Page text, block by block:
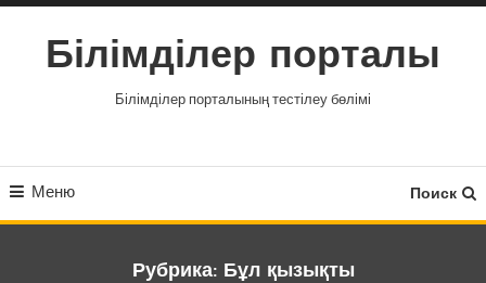
Перейти
содержимому
Білімділер порталы
Білімділер порталының тестілеу бөлімі
Меню Поиск
Рубрика: Бұл қызықты